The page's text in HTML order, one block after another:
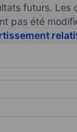
futurs. Les
pas été